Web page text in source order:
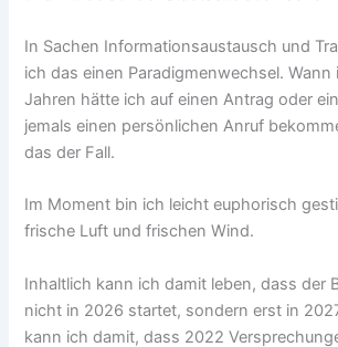
In Sachen Informationsaustausch und
ich das einen Paradigmenwechsel. Wann
Jahren hätte ich auf einen Antrag oder
jemals einen persönlichen Anruf
das der Fall.
Im Moment bin ich leicht euphorisch
frische Luft und frischen Wind.
Inhaltlich kann ich damit leben, dass der
nicht in 2026 startet, sondern erst in
kann ich damit, dass 2022